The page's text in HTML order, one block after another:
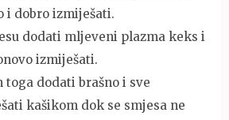
i dobro izmiješati.
dodati mljeveni plazma keks i
izmiješati.
toga dodati brašno i sve
kašikom dok se smjesa ne